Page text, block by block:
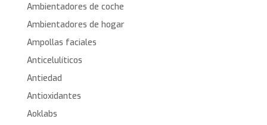
Ambientadores de coche
Ambientadores de hogar
Ampollas faciales
Anticelulíticos
Antiedad
Antioxidantes
Aoklabs